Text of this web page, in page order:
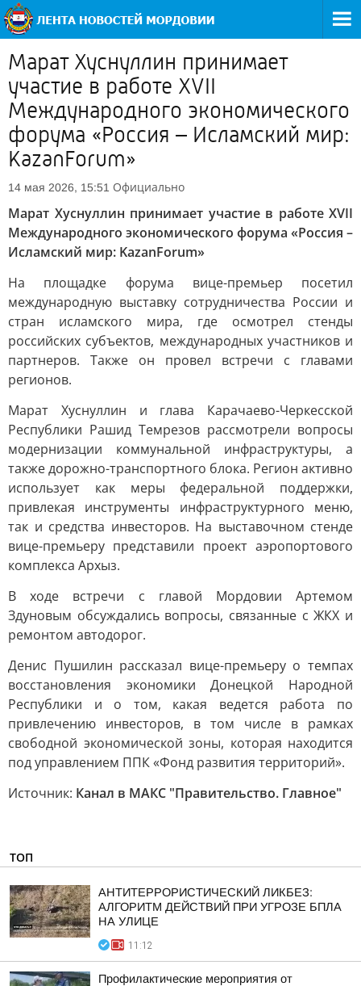
Марат Хуснуллин принимает
участие в работе XVII
Международного экономического
форума «Россия – Исламский мир:
KazanForum»
14 мая 2026, 15:51 Официально
Марат Хуснуллин принимает участие в работе XVII
Международного экономического форума «Россия –
Исламский мир: KazanForum»
На площадке форума вице-премьер посетил
международную выставку сотрудничества России и
стран исламского мира, где осмотрел стенды
российских субъектов, международных участников и
партнеров. Также он провел встречи с главами
регионов.
Марат Хуснуллин и глава Карачаево-Черкесской
Республики Рашид Темрезов рассмотрели вопросы
модернизации коммунальной инфраструктуры, а
также дорожно-транспортного блока. Регион активно
использует как меры федеральной поддержки,
привлекая инструменты инфраструктурного меню,
так и средства инвесторов. На выставочном стенде
вице-премьеру представили проект аэропортового
комплекса Архыз.
В ходе встречи с главой Мордовии Артемом
Здуновым обсуждались вопросы, связанные с ЖКХ и
ремонтом автодорог.
Денис Пушилин рассказал вице-премьеру о темпах
восстановления экономики Донецкой Народной
Республики и о том, какая ведется работа по
привлечению инвесторов, в том числе в рамках
свободной экономической зоны, которая находится
под управлением ППК «Фонд развития территорий».
Источник: Канал в МАКС "Правительство. Главное"
ТОП
АНТИТЕРРОРИСТИЧЕСКИЙ ЛИКБЕЗ:
АЛГОРИТМ ДЕЙСТВИЙ ПРИ УГРОЗЕ БПЛА
НА УЛИЦЕ
11:12
Профилактические мероприятия от